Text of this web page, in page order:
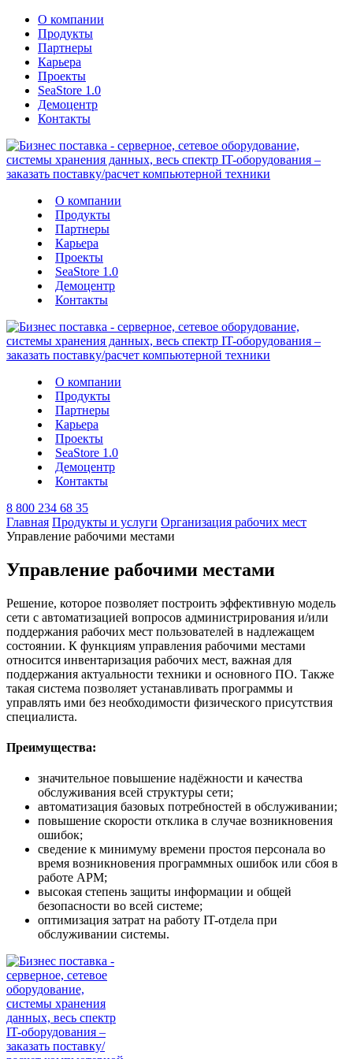
О компании
Продукты
Партнеры
Карьера
Проекты
SeaStore 1.0
Демоцентр
Контакты
О компании
Продукты
Партнеры
Карьера
Проекты
SeaStore 1.0
Демоцентр
Контакты
О компании
Продукты
Партнеры
Карьера
Проекты
SeaStore 1.0
Демоцентр
Контакты
8 800 234 68 35
Главная Продукты и услуги Организация рабочих мест
Управление рабочими местами
Управление рабочими местами
Решение, которое позволяет построить эффективную модель
сети с автоматизацией вопросов администрирования и/или
поддержания рабочих мест пользователей в надлежащем
состоянии. К функциям управления рабочими местами
относится инвентаризация рабочих мест, важная для
поддержания актуальности техники и основного ПО. Также
такая система позволяет устанавливать программы и
управлять ими без необходимости физического присутствия
специалиста.
Преимущества:
значительное повышение надёжности и качества
обслуживания всей структуры сети;
автоматизация базовых потребностей в обслуживании;
повышение скорости отклика в случае возникновения
ошибок;
сведение к минимуму времени простоя персонала во
время возникновения программных ошибок или сбоя в
работе АРМ;
высокая степень защиты информации и общей
безопасности во всей системе;
оптимизация затрат на работу IT-отдела при
обслуживании системы.